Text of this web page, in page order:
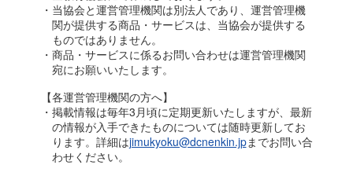
・当協会と運営管理機関は別法人であり、運営管理機
関が提供する商品・サービスは、当協会が提供する
ものではありません。
・商品・サービスに係るお問い合わせは運営管理機関
宛にお願いいたします。
【各運営管理機関の方へ】
・掲載情報は毎年3月頃に定期更新いたしますが、最新
の情報が入手できたものについては随時更新してお
ります。詳細はjimukyoku@dcnenkin.jpまでお問い合
わせください。